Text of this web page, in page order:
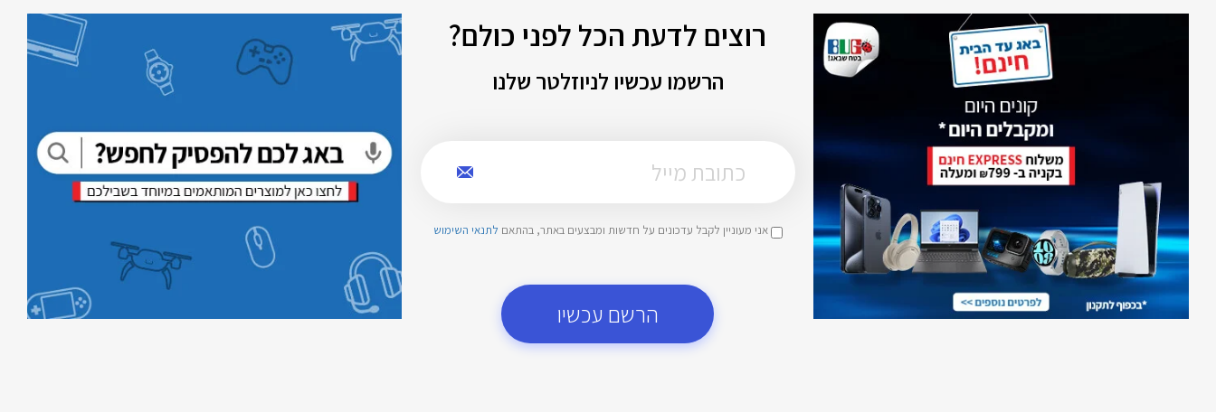
רוצים לדעת הכל לפני כולם?
הרשמו עכשיו לניוזלטר שלנו
אני מעוניין לקבל עדכונים על חדשות ומבצעים באתר, בהתאם לתנאי השימוש
הרשם עכשיו